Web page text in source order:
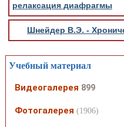
релаксация диафрагмы
Шнейдер В.Э. -
Учебный материал
Видеогалерея 899
Фотогалерея (1906)